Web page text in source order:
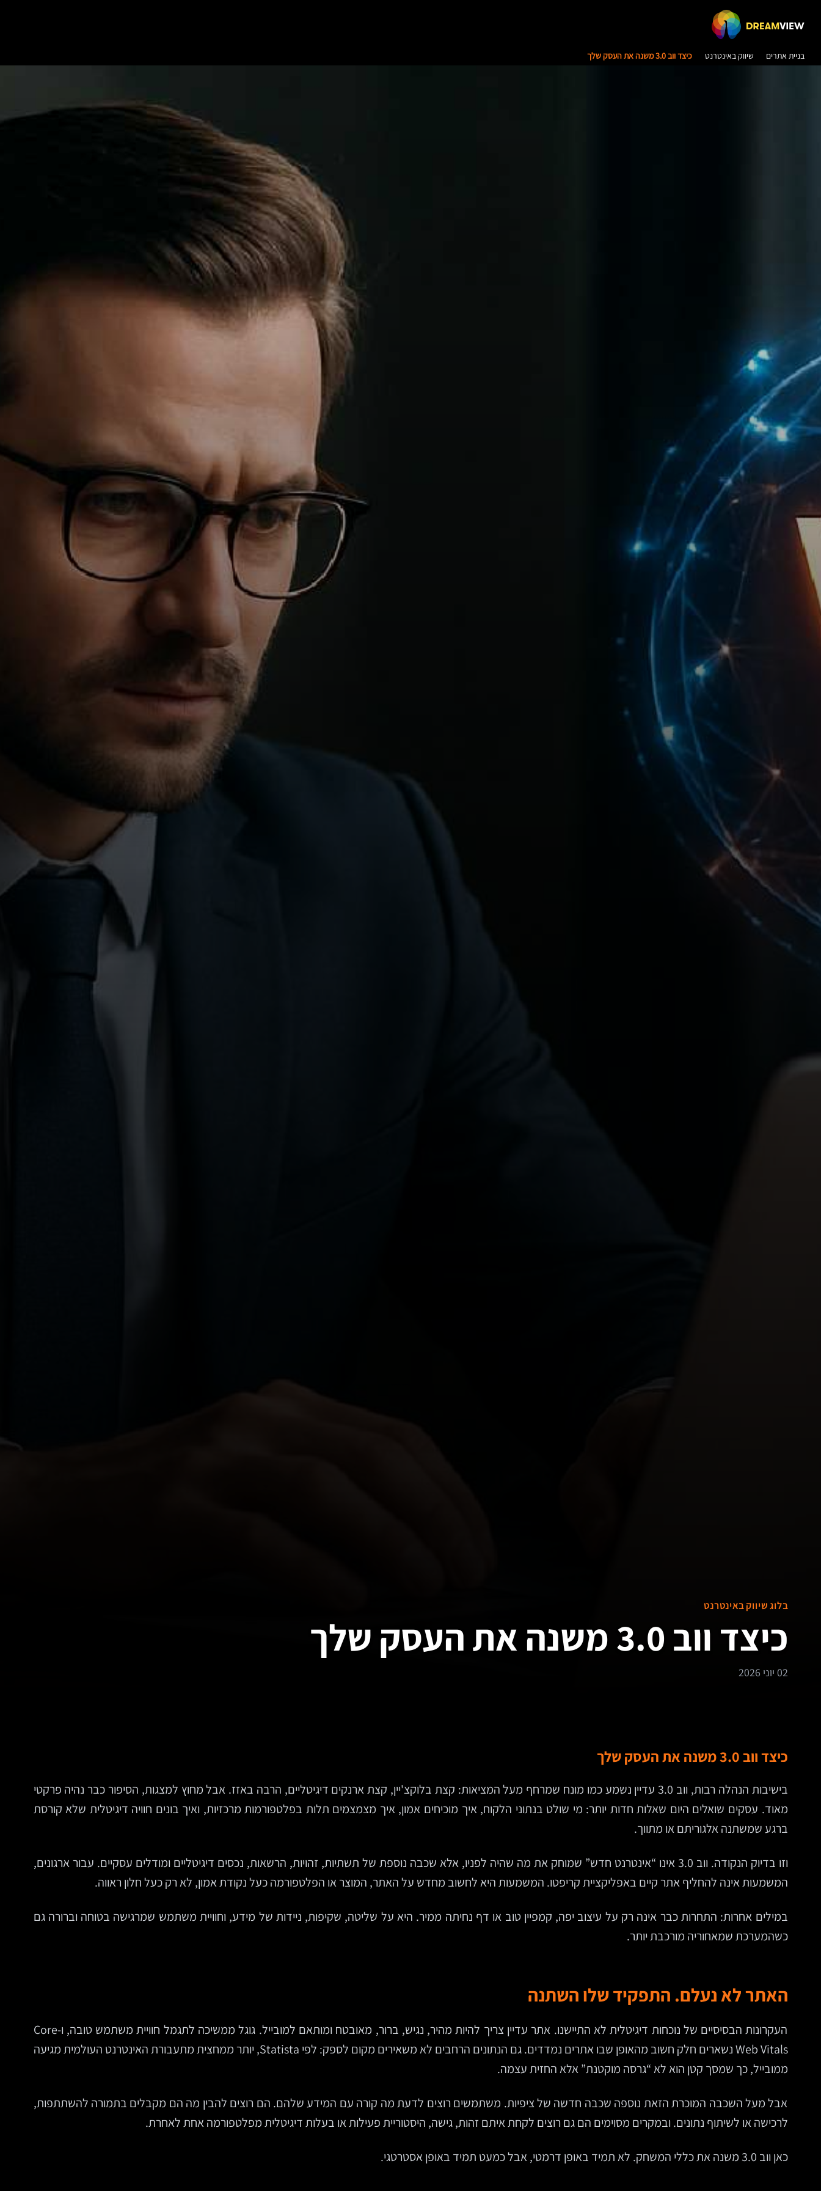
בניית אתרים שיווק באינטרנט כיצד ווב 3.0 משנה את העסק שלך
בלוג שיווק באינטרנט
כיצד ווב 3.0 משנה את העסק שלך
02 יוני 2026
כיצד ווב 3.0 משנה את העסק שלך
בישיבות הנהלה רבות, ווב 3.0 עדיין נשמע כמו מונח שמרחף מעל המציאות: קצת בלוקצ'יין, קצת ארנקים דיגיטליים, הרבה באזז. אבל מחוץ למצגות, הסיפור כבר נהיה פרקטי
מאוד. עסקים שואלים היום שאלות חדות יותר: מי שולט בנתוני הלקוח, איך מוכיחים אמון, איך מצמצמים תלות בפלטפורמות מרכזיות, ואיך בונים חוויה דיגיטלית שלא קורסת
ברגע שמשתנה אלגוריתם או מתווך.
וזו בדיוק הנקודה. ווב 3.0 אינו “אינטרנט חדש” שמוחק את מה שהיה לפניו, אלא שכבה נוספת של תשתיות, זהויות, הרשאות, נכסים דיגיטליים ומודלים עסקיים. עבור ארגונים,
המשמעות אינה להחליף אתר קיים באפליקציית קריפטו. המשמעות היא לחשוב מחדש על האתר, המוצר או הפלטפורמה כעל נקודת אמון, לא רק כעל חלון ראווה.
במילים אחרות: התחרות כבר אינה רק על עיצוב יפה, קמפיין טוב או דף נחיתה ממיר. היא על שליטה, שקיפות, ניידות של מידע, וחוויית משתמש שמרגישה בטוחה וברורה גם
כשהמערכת שמאחוריה מורכבת יותר.
האתר לא נעלם. התפקיד שלו השתנה
העקרונות הבסיסיים של נוכחות דיגיטלית לא התיישנו. אתר עדיין צריך להיות מהיר, נגיש, ברור, מאובטח ומותאם למובייל. גוגל ממשיכה לתגמל חוויית משתמש טובה, ו-Core
Web Vitals נשארים חלק חשוב מהאופן שבו אתרים נמדדים. גם הנתונים הרחבים לא משאירים מקום לספק: לפי Statista, יותר ממחצית מתעבורת האינטרנט העולמית מגיעה
ממובייל, כך שמסך קטן הוא לא “גרסה מוקטנת” אלא החזית עצמה.
אבל מעל השכבה המוכרת הזאת נוספה שכבה חדשה של ציפיות. משתמשים רוצים לדעת מה קורה עם המידע שלהם. הם רוצים להבין מה הם מקבלים בתמורה להשתתפות,
לרכישה או לשיתוף נתונים. ובמקרים מסוימים הם גם רוצים לקחת איתם זהות, גישה, היסטוריית פעילות או בעלות דיגיטלית מפלטפורמה אחת לאחרת.
כאן ווב 3.0 משנה את כללי המשחק. לא תמיד באופן דרמטי, אבל כמעט תמיד באופן אסטרטגי.